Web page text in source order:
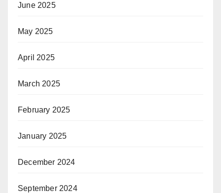
June 2025
May 2025
April 2025
March 2025
February 2025
January 2025
December 2024
September 2024